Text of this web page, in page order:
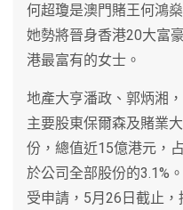
何超瓊是澳門賭王何鴻
她勢將晉身香港20大富
港最富有的女士。
地產大亨潘政、郭炳湘
主要股東保爾森及賭業
份，總值近15億港元，
於公司全部股份的3.1%
受申請，5月26日截止